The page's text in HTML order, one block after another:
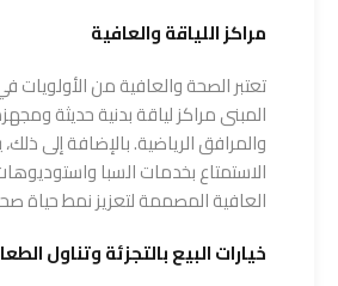
مراكز اللياقة والعافية
تعتبر الصحة والعافية من الأولويات
المبنى مراكز لياقة بدنية حديثة
والمرافق الرياضية. بالإضافة إلى
الاستمتاع بخدمات السبا
العافية المصممة لتعزيز نمط حياة
خيارات البيع بالتجزئة وتناول